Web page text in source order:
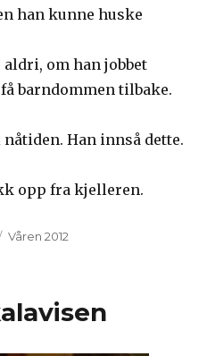
han kunne huske
om han jobbet
barndommen tilbake.
Han innså dette.
opp fra kjelleren.
Categories
Våren 2012